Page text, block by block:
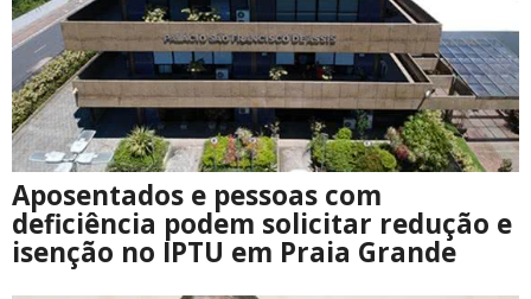
Aposentados e pessoas com
deficiência podem solicitar redução e
isenção no IPTU em Praia Grande